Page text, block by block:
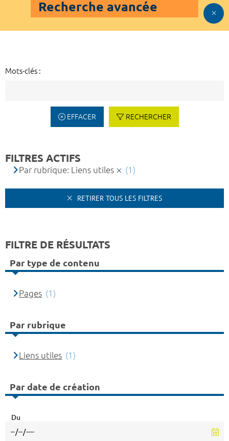
Recherche avancée
Mots-clés :
EFFACER RECHERCHER
FILTRES ACTIFS
Par rubrique: Liens utiles (1)
RETIRER TOUS LES FILTRES
FILTRE DE RÉSULTATS
Par type de contenu
Pages (1)
Par rubrique
Liens utiles (1)
Par date de création
Du